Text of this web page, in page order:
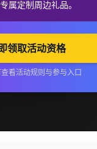
属定制周边礼品。
领取活动资格
看活动规则与参与入口